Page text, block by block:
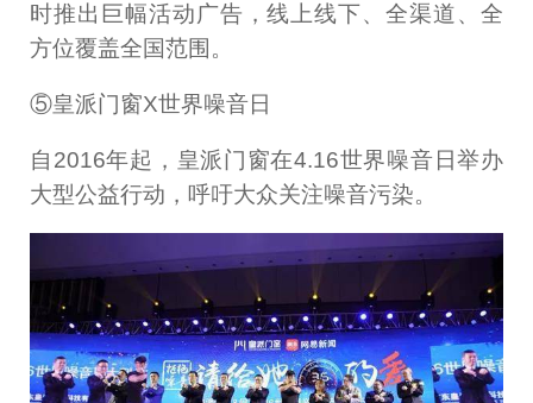
时推出巨幅活动广告，线上线下、全渠道、全
方位覆盖全国范围。
⑤皇派门窗X世界噪音日
自2016年起，皇派门窗在4.16世界噪音日举办
大型公益行动，呼吁大众关注噪音污染。